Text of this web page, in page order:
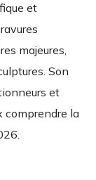
et
majeures,
Son
et
comprendre la